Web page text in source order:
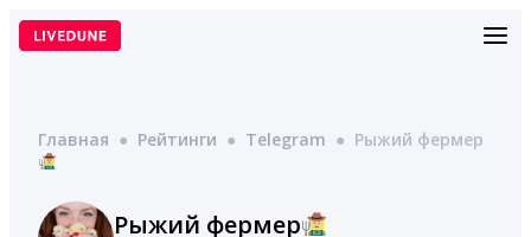
Перейти
Главная ● Рейтинги ● Telegram ● Рыжий фермер
Рыжий фермер